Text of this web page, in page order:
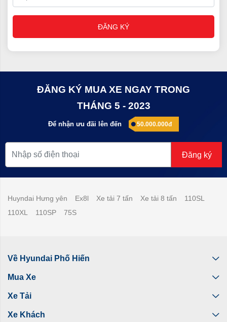
Hãy đến với Hyundai Phố Hiến để sở hữu những chiếc xe
tải nhẹ chất lượng, giá thành cạnh tranh, thủ tục mua bán
với lãi suất thấp, thủ tục vay vốn nhanh chóng. Liên hệ với
chúng tôi 0904.607.007 để được nhân viên hướng dẫn chi
ĐĂNG KÝ
ĐĂNG KÝ MUA XE NGAY TRONG
THÁNG 5 - 2023
Để nhận ưu đãi lên đến 50.000.000đ
Đăng ký
Huyndai Hưng yên Ex8l Xe tải 7 tấn Xe tải 8 tấn
110SL
110XL
110SP 75S
Về Hyundai Phố Hiến
Mua Xe
Xe Tải
Xe Khách